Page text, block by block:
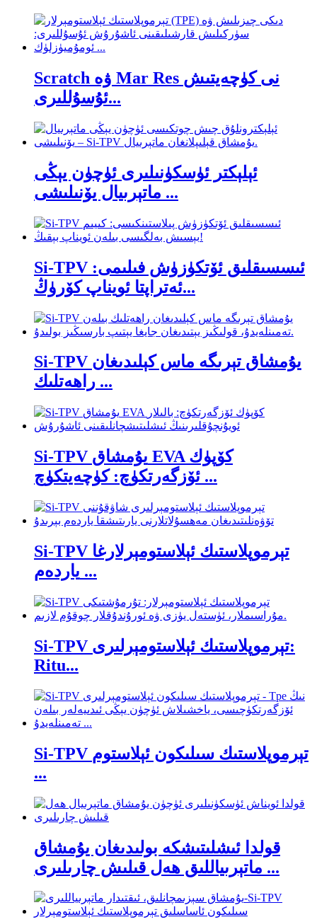
Scratch ۋە Mar Res نى كۈچەيتىش
ئۇسۇللىرى...
ئېلېكتر ئۈسكۈنىلىرى ئۈچۈن يېڭى
ماتېرىيال يۆنىلىشى ...
Si-TPV ئىسسىقلىق ئۆتكۈزۈش فىلىمى:
ئەتراپتا ئويناپ كۆرۈڭ...
Si-TPV يۇمشاق تېرىگە ماس كېلىدىغان
راھەتلىك ...
Si-TPV يۇمشاق EVA كۆپۈك
ئۆزگەرتكۈچ: كۈچەيتكۈچ ...
Si-TPV تېرموپلاستىك ئېلاستومېرلارغا
ياردەم ...
Si-TPV تېرموپلاستىك ئېلاستومېرلىرى:
Ritu...
Si-TPV تېرموپلاستىك سىلىكون ئېلاستوم
...
قولدا ئىشلىتىشكە بولىدىغان يۇمشاق
ماتېرىياللىق ھەل قىلىش چارىلىرى ...